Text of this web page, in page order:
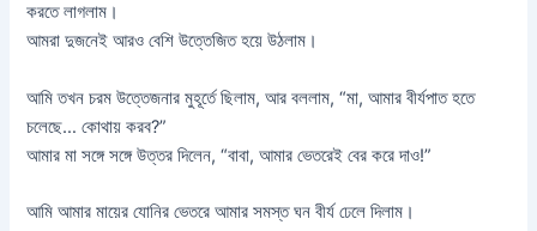
করতে লাগলাম।
আমরা দুজনেই আরও বেশি উত্তেজিত হয়ে উঠলাম।
আমি তখন চরম উত্তেজনার মুহূর্তে ছিলাম, আর বললাম, “মা, আমার বীর্যপাত হতে
চলেছে… কোথায় করব?”
আমার মা সঙ্গে সঙ্গে উত্তর দিলেন, “বাবা, আমার ভেতরেই বের করে দাও!”
আমি আমার মায়ের যোনির ভেতরে আমার সমস্ত ঘন বীর্য ঢেলে দিলাম।